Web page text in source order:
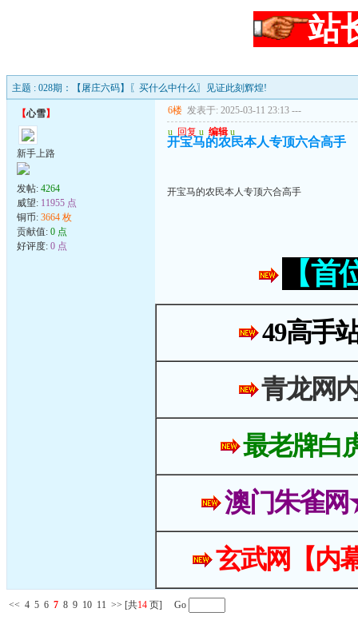
站
主题 : 028期：【屠庄六码】〖买什么中什么〗见证此刻辉煌!
【心雪】
新手上路
发帖: 4264
威望: 11955 点
铜币: 3664 枚
贡献值: 0 点
好评度: 0 点
6楼 发表于: 2025-03-11 23:13 ---
u 回复 u 编辑 u
开宝马的农民本人专顶六合高手
开宝马的农民本人专顶六合高手
【
49高手
青龙网
最老牌白
澳门朱雀
玄武网【内
<< 4 5 6 7 8 9 10 11 >> [共14 页] Go